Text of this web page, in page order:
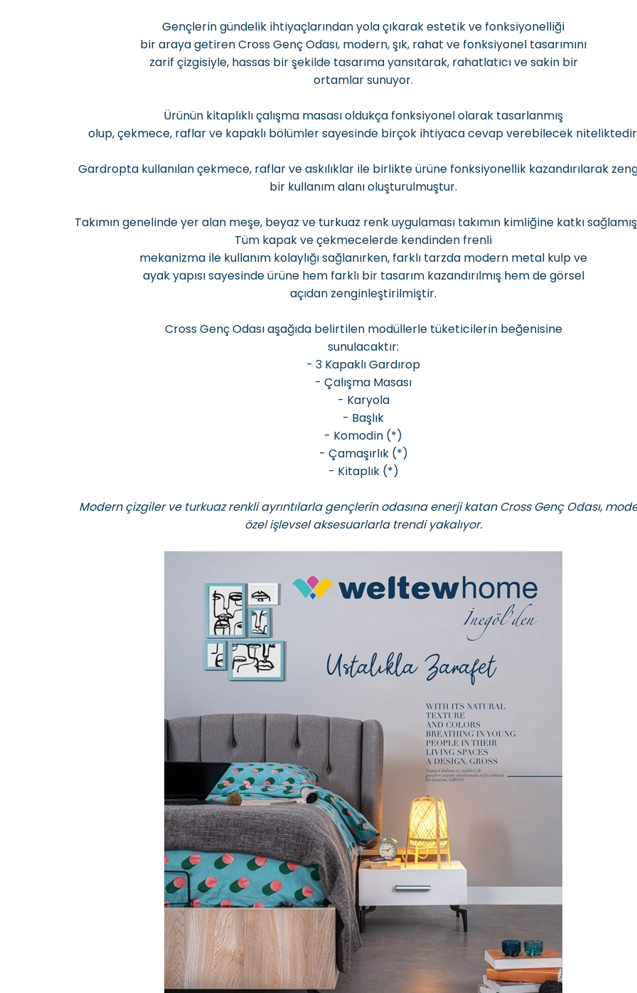
Gençlerin gündelik ihtiyaçlarından yola çıkarak estetik ve fonksiyonelliği
bir araya getiren Cross Genç Odası, modern, şık, rahat ve fonksiyonel tasarımını
zarif çizgisiyle, hassas bir şekilde tasarıma yansıtarak, rahatlatıcı ve sakin bir
ortamlar sunuyor.
Ürünün kitaplıklı çalışma masası oldukça fonksiyonel olarak tasarlanmış
olup, çekmece, raflar ve kapaklı bölümler sayesinde birçok ihtiyaca cevap verebilecek
Gardropta kullanılan çekmece, raflar ve askılıklar ile birlikte ürüne fonksiyonellik kazandırılarak
bir kullanım alanı oluşturulmuştur.
Takımın genelinde yer alan meşe, beyaz ve turkuaz renk uygulaması takımın kimliğine katkı
Tüm kapak ve çekmecelerde kendinden frenli
mekanizma ile kullanım kolaylığı sağlanırken, farklı tarzda modern metal kulp ve
ayak yapısı sayesinde ürüne hem farklı bir tasarım kazandırılmış hem de görsel
açıdan zenginleştirilmiştir.
Cross Genç Odası aşağıda belirtilen modüllerle tüketicilerin beğenisine
sunulacaktır:
- 3 Kapaklı Gardırop
- Çalışma Masası
- Karyola
- Başlık
- Komodin (*)
- Çamaşırlık (*)
- Kitaplık (*)
Modern çizgiler ve turkuaz renkli ayrıntılarla gençlerin odasına enerji katan Cross Genç Odası,
özel işlevsel aksesuarlarla trendi yakalıyor.